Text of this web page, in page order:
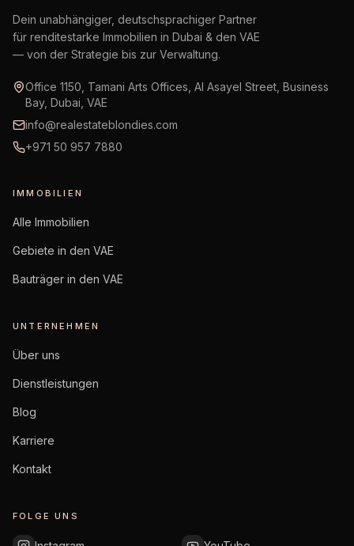
Dein unabhängiger, deutschsprachiger Partner
für renditestarke Immobilien in Dubai & den VAE
— von der Strategie bis zur Verwaltung.
Office 1150, Tamani Arts Offices, Al Asayel Street, Business
Bay, Dubai, VAE
info@realestateblondies.com
+971 50 957 7880
IMMOBILIEN
Alle Immobilien
Gebiete in den VAE
Bauträger in den VAE
UNTERNEHMEN
Über uns
Dienstleistungen
Blog
Karriere
Kontakt
FOLGE UNS